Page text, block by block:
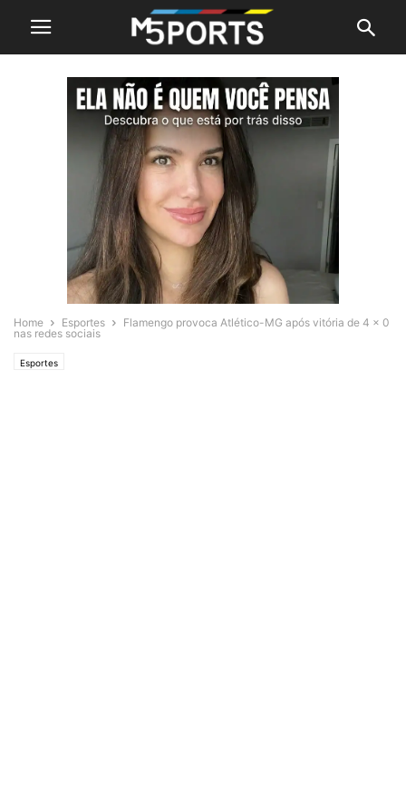
Home Esportes
Flamengo provoca Atlético-MG após vitória de 4 x 0
nas redes sociais
Esportes